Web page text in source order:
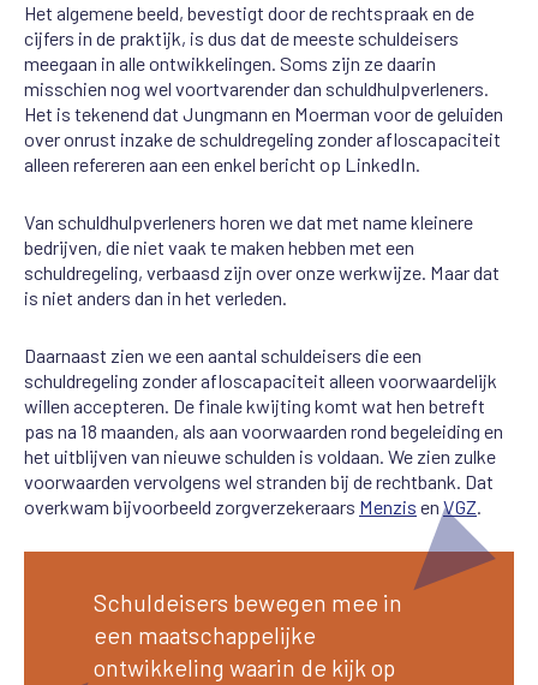
Het algemene beeld, bevestigt door de rechtspraak en de
cijfers in de praktijk, is dus dat de meeste schuldeisers
meegaan in alle ontwikkelingen. Soms zijn ze daarin
misschien nog wel voortvarender dan schuldhulpverleners.
Het is tekenend dat Jungmann en Moerman voor de geluiden
over onrust inzake de schuldregeling zonder afloscapaciteit
alleen refereren aan een enkel bericht op LinkedIn.
Van schuldhulpverleners horen we dat met name kleinere
bedrijven, die niet vaak te maken hebben met een
schuldregeling, verbaasd zijn over onze werkwijze. Maar dat
is niet anders dan in het verleden.
Daarnaast zien we een aantal schuldeisers die een
schuldregeling zonder afloscapaciteit alleen voorwaardelijk
willen accepteren. De finale kwijting komt wat hen betreft
pas na 18 maanden, als aan voorwaarden rond begeleiding en
het uitblijven van nieuwe schulden is voldaan. We zien zulke
voorwaarden vervolgens wel stranden bij de rechtbank. Dat
overkwam bijvoorbeeld zorgverzekeraars Menzis en VGZ.
Schuldeisers bewegen mee in
een maatschappelijke
ontwikkeling waarin de kijk op